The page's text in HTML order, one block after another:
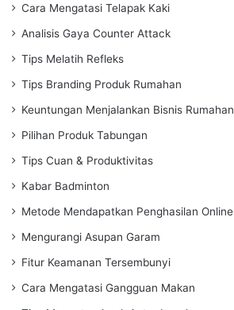
Cara Mengatasi Telapak Kaki
Analisis Gaya Counter Attack
Tips Melatih Refleks
Tips Branding Produk Rumahan
Keuntungan Menjalankan Bisnis Rumahan
Pilihan Produk Tabungan
Tips Cuan & Produktivitas
Kabar Badminton
Metode Mendapatkan Penghasilan Online
Mengurangi Asupan Garam
Fitur Keamanan Tersembunyi
Cara Mengatasi Gangguan Makan